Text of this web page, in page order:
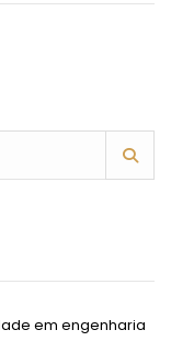
em engenharia